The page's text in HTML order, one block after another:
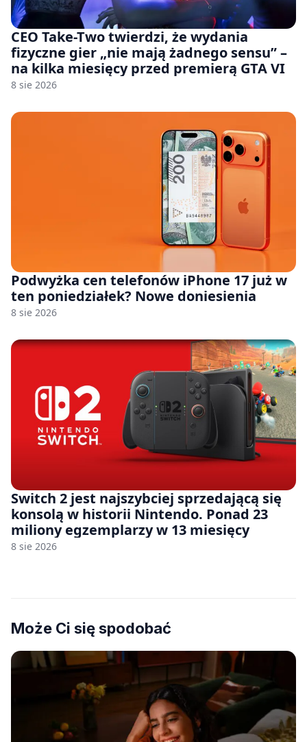
CEO Take-Two twierdzi, że wydania
fizyczne gier „nie mają żadnego sensu” –
na kilka miesięcy przed premierą GTA VI
8 sie 2026
Podwyżka cen telefonów iPhone 17 już w
ten poniedziałek? Nowe doniesienia
8 sie 2026
Switch 2 jest najszybciej sprzedającą się
konsolą w historii Nintendo. Ponad 23
miliony egzemplarzy w 13 miesięcy
8 sie 2026
Może Ci się spodobać